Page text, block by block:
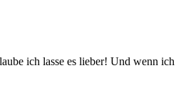
ich lasse es lieber! Und wenn ich